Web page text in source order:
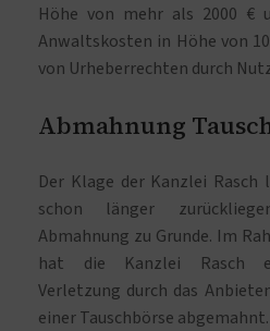
Höhe von mehr als 2000 €
Anwaltskosten in Höhe von
von Urheberrechten durch
Abmahnung
Der Klage der Kanzlei
schon länger
Abmahnung zu Grunde. Im
hat die Kanzlei Rasch
Verletzung durch das
einer Tauschbörse abgemahnt.